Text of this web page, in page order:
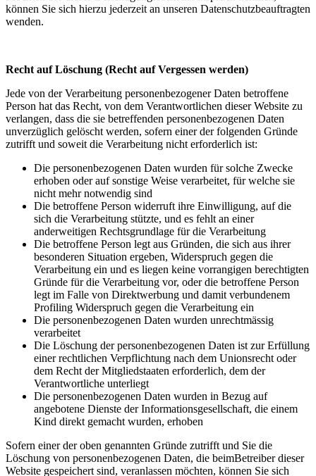
können Sie sich hierzu jederzeit an unseren Datenschutzbeauftragten
wenden.
Recht auf Löschung (Recht auf Vergessen werden)
Jede von der Verarbeitung personenbezogener Daten betroffene
Person hat das Recht, von dem Verantwortlichen dieser Website zu
verlangen, dass die sie betreffenden personenbezogenen Daten
unverzüglich gelöscht werden, sofern einer der folgenden Gründe
zutrifft und soweit die Verarbeitung nicht erforderlich ist:
Die personenbezogenen Daten wurden für solche Zwecke
erhoben oder auf sonstige Weise verarbeitet, für welche sie
nicht mehr notwendig sind
Die betroffene Person widerruft ihre Einwilligung, auf die
sich die Verarbeitung stützte, und es fehlt an einer
anderweitigen Rechtsgrundlage für die Verarbeitung
Die betroffene Person legt aus Gründen, die sich aus ihrer
besonderen Situation ergeben, Widerspruch gegen die
Verarbeitung ein und es liegen keine vorrangigen berechtigten
Gründe für die Verarbeitung vor, oder die betroffene Person
legt im Falle von Direktwerbung und damit verbundenem
Profiling Widerspruch gegen die Verarbeitung ein
Die personenbezogenen Daten wurden unrechtmässig
verarbeitet
Die Löschung der personenbezogenen Daten ist zur Erfüllung
einer rechtlichen Verpflichtung nach dem Unionsrecht oder
dem Recht der Mitgliedstaaten erforderlich, dem der
Verantwortliche unterliegt
Die personenbezogenen Daten wurden in Bezug auf
angebotene Dienste der Informationsgesellschaft, die einem
Kind direkt gemacht wurden, erhoben
Sofern einer der oben genannten Gründe zutrifft und Sie die
Löschung von personenbezogenen Daten, die beimBetreiber dieser
Website gespeichert sind, veranlassen möchten, können Sie sich